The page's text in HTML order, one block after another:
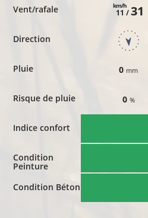
Vent/rafale
Direction
Pluie
Risque de pluie
Indice confort
Condition
Peinture
Condition Béton
11 /
km/h 31
0 mm
0 %